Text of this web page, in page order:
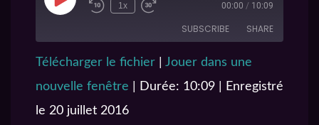
1x 00:00 / 10:09
SUBSCRIBE SHARE
LINK
Télécharger le fichier
Jouer dans une
nouvelle fenêtre
Durée: 10:09
Enregistré
le 20 juillet 2016